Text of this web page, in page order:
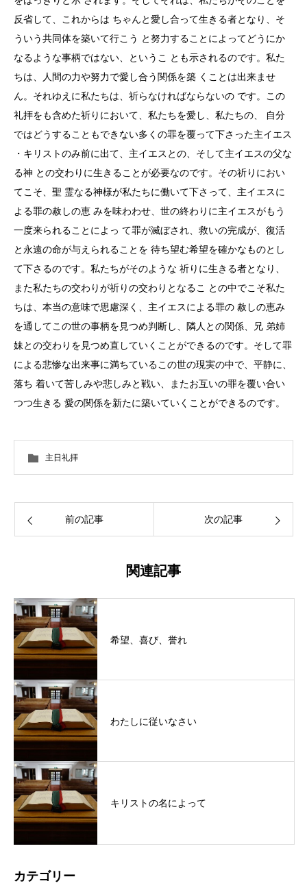
反省して、これからは ちゃんと愛し合って生きる者となり、そ
ういう共同体を築いて行こう と努力することによってどうにか
なるような事柄ではない、というこ とも示されるのです。私た
ちは、人間の力や努力で愛し合う関係を築 くことは出来ませ
ん。それゆえに私たちは、祈らなければならないの です。この
礼拝をも含めた祈りにおいて、私たちを愛し、私たちの、 自分
ではどうすることもできない多くの罪を覆って下さった主イエス
・キリストのみ前に出て、主イエスとの、そして主イエスの父な
る神 との交わりに生きることが必要なのです。その祈りにおい
てこそ、聖 霊なる神様が私たちに働いて下さって、主イエスに
よる罪の赦しの恵 みを味わわせ、世の終わりに主イエスがもう
一度来られることによっ て罪が滅ぼされ、救いの完成が、復活
と永遠の命が与えられることを 待ち望む希望を確かなものとし
て下さるのです。私たちがそのような 祈りに生きる者となり、
また私たちの交わりが祈りの交わりとなるこ との中でこそ私た
ちは、本当の意味で思慮深く、主イエスによる罪の 赦しの恵み
を通してこの世の事柄を見つめ判断し、隣人との関係、兄 弟姉
妹との交わりを見つめ直していくことができるのです。そして罪
による悲惨な出来事に満ちているこの世の現実の中で、平静に、
落ち 着いて苦しみや悲しみと戦い、またお互いの罪を覆い合い
つつ生きる 愛の関係を新たに築いていくことができるのです。
主日礼拝
前の記事 次の記事
関連記事
希望、喜び、誉れ
わたしに従いなさい
キリストの名によって
カテゴリー